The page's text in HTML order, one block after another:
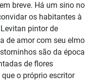
breve. Há um sino no
os habitantes à
pintor de
de amor com seu elmo
são da época
de flores
o próprio escritor